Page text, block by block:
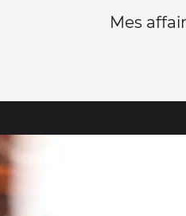
Mes